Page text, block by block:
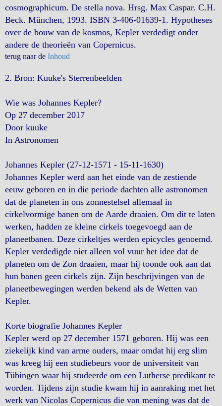
cosmographicum. De stella nova. Hrsg. Max Caspar. C.H.
Beck. München, 1993. ISBN 3-406-01639-1. Hypotheses
over de bouw van de kosmos, Kepler verdedigt onder
andere de theorieën van Copernicus.
terug naar de Inhoud
2. Bron: Kuuke's Sterrenbeelden
Wie was Johannes Kepler?
Op 27 december 2017
Door kuuke
In Astronomen
Johannes Kepler (27-12-1571 - 15-11-1630)
Johannes Kepler werd aan het einde van de zestiende
eeuw geboren en in die periode dachten alle astronomen
dat de planeten in ons zonnestelsel allemaal in
cirkelvormige banen om de Aarde draaien. Om dit te laten
werken, hadden ze kleine cirkels toegevoegd aan de
planeetbanen. Deze cirkeltjes werden epicycles genoemd.
Kepler verdedigde niet alleen vol vuur het idee dat de
planeten om de Zon draaien, maar hij toonde ook aan dat
hun banen geen cirkels zijn. Zijn beschrijvingen van de
planeetbewegingen werden bekend als de Wetten van
Kepler.
Korte biografie Johannes Kepler
Kepler werd op 27 december 1571 geboren. Hij was een
ziekelijk kind van arme ouders, maar omdat hij erg slim
was kreeg hij een studiebeurs voor de universiteit van
Tübingen waar hij studeerde om een Lutherse predikant te
worden. Tijdens zijn studie kwam hij in aanraking met het
werk van Nicolas Copernicus die van mening was dat de